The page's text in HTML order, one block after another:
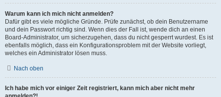
Warum kann ich mich nicht anmelden?
Dafür gibt es viele mögliche Gründe. Prüfe zunächst, ob dein Benutzername
und dein Passwort richtig sind. Wenn dies der Fall ist, wende dich an einen
Board-Administrator, um sicherzugehen, dass du nicht gesperrt wurdest. Es ist
ebenfalls möglich, dass ein Konfigurationsproblem mit der Website vorliegt,
welches ein Administrator lösen muss.
Nach oben
Ich habe mich vor einiger Zeit registriert, kann mich aber nicht mehr